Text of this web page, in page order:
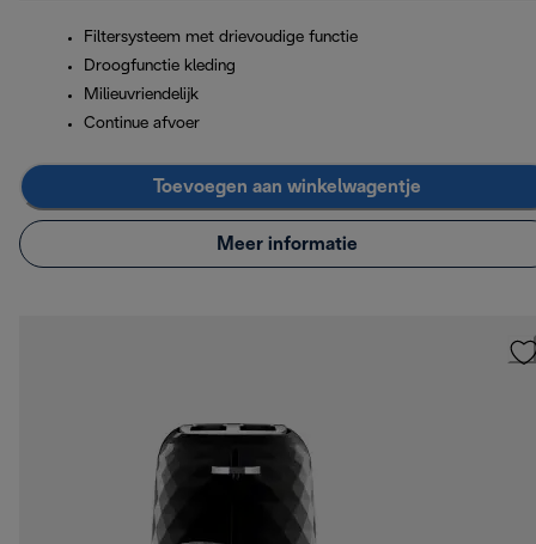
Filtersysteem met drievoudige functie
Droogfunctie kleding
Milieuvriendelijk
Continue afvoer
Toevoegen aan winkelwagentje
Meer informatie